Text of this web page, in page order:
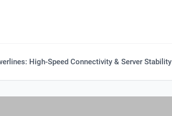
High-Speed Connectivity & Server Stability